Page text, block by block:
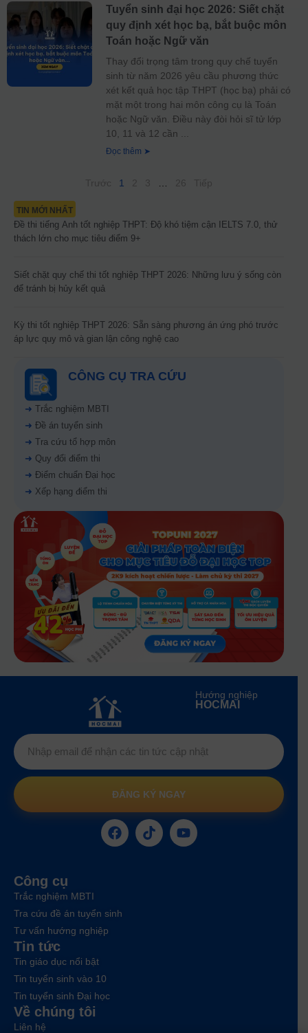
Tuyển sinh đại học 2026: Siết chặt
quy định xét học bạ, bắt buộc môn
Toán hoặc Ngữ văn
Thay đổi trọng tâm trong quy chế tuyển
sinh từ năm 2026 yêu cầu phương thức
xét kết quả học tập THPT (học bạ) phải có
mặt một trong hai môn công cụ là Toán
hoặc Ngữ văn. Điều này đòi hỏi sĩ tử lớp
10, 11 và 12 cần
Đọc thêm ➤
1
TIN MỚI NHẤT
Đề thi tiếng Anh tốt nghiệp THPT: Độ khó tiệm cận IELTS 7.0, thử
thách lớn cho mục tiêu điểm 9+
Siết chặt quy chế thi tốt nghiệp THPT 2026: Những lưu ý sống còn
để tránh bị hủy kết quả
Kỳ thi tốt nghiệp THPT 2026: Sẵn sàng phương án ứng phó trước
áp lực quy mô và gian lận công nghệ cao
CÔNG CỤ TRA CỨU
➜ Trắc nghiệm MBTI
➜ Đề án tuyển sinh
➜ Tra cứu tổ hợp môn
➜ Quy đổi điểm thi
➜ Điểm chuẩn Đại học
➜ Xếp hạng điểm thi
Hướng nghiệp
HOCMAI
ĐĂNG KÝ NGAY
Công cụ
Trắc nghiệm MBTI
Tra cứu đề án tuyển sinh
Tư vấn hướng nghiệp
Tin tức
Tin giáo dục nổi bật
Tin tuyển sinh vào 10
Tin tuyển sinh Đại học
Về chúng tôi
Liên hệ